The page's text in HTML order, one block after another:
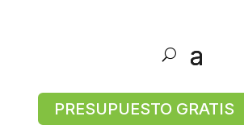
PRESUPUESTO GRATIS